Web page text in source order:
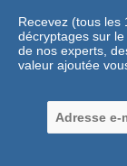
Recevez (tous les
décryptages sur
de nos experts,
valeur ajoutée